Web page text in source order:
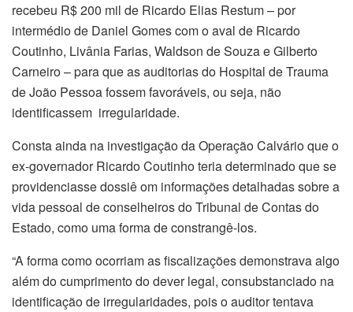
recebeu R$ 200 mil de Ricardo Elias Restum – por
intermédio de Daniel Gomes com o aval de Ricardo
Coutinho, Livânia Farias, Waldson de Souza e Gilberto
Carneiro – para que as auditorias do Hospital de Trauma
de João Pessoa fossem favoráveis, ou seja, não
identificassem irregularidade.
Consta ainda na investigação da Operação Calvário que o
ex-governador Ricardo Coutinho teria determinado que se
providenciasse dossiê om informações detalhadas sobre a
vida pessoal de conselheiros do Tribunal de Contas do
Estado, como uma forma de constrangê-los.
“A forma como ocorriam as fiscalizações demonstrava algo
além do cumprimento do dever legal, consubstanciado na
identificação de irregularidades, pois o auditor tentava